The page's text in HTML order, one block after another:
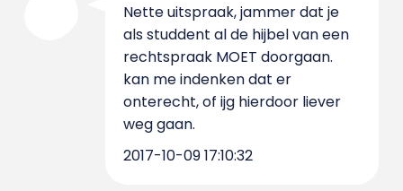
Nette uitspraak, jammer dat je
als studdent al de hijbel van een
rechtspraak MOET doorgaan.
kan me indenken dat er
onterecht, of ijg hierdoor liever
weg gaan.
2017-10-09 17:10:32